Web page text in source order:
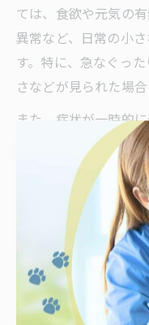
ては、食欲や元気の
異常など、日常の小
す。特に、急なぐっ
さなどが見られた場
また、症状が一時的
す場合や長引く場合
が安心です。実際、
も多いため、疑問が
要性を確認しましょ
化を詳しく説明する
す。
動物病院へ早めに行